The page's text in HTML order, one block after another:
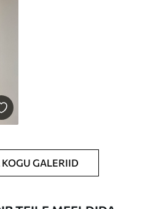
KOGU GALERIID